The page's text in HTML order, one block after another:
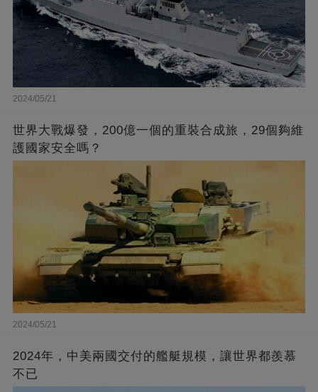
2024/05/21
世界大戰爆發，200億一個的重裝合成旅，29個夠維
護國家安全嗎？
2024/05/21
2024年，中美兩國交付的艦艇規模，讓世界都羨慕
不已